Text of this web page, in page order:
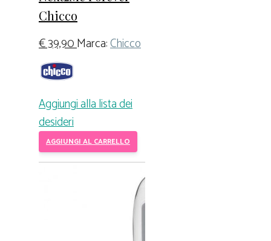
Chicco
€39,90Marca:Chicco
Aggiungi alla lista dei
desideri
AGGIUNGI AL CARRELLO